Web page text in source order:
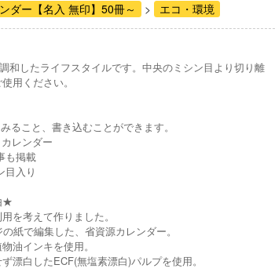
ダー【名入 無印】50冊～ エコ・環境
和したライフスタイルです。中央のミシン目より切り離
用ください。
ること、書き込むことができます。
レンダー
も掲載
目入り
★
を考えて作りました。
紙で編集した、省資源カレンダー。
油インキを使用。
漂白したECF(無塩素漂白)パルプを使用。